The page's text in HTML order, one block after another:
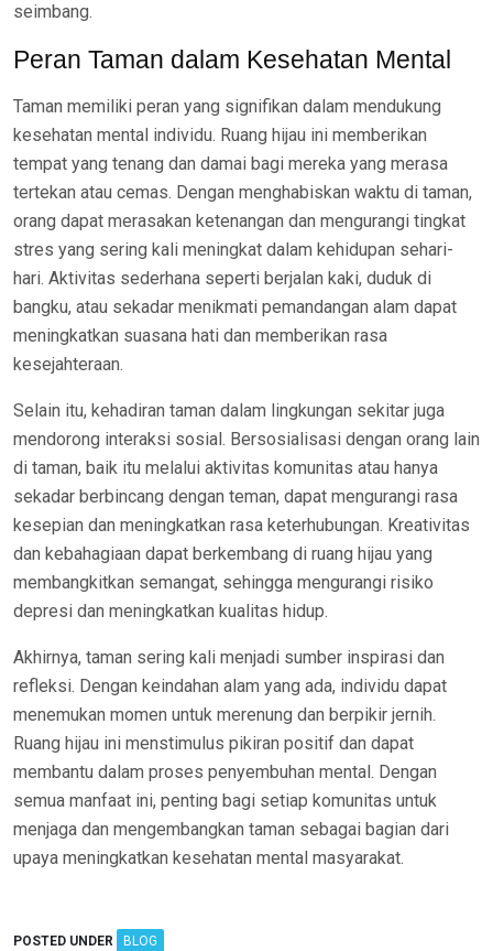
seimbang.
Peran Taman dalam Kesehatan Mental
Taman memiliki peran yang signifikan dalam mendukung
kesehatan mental individu. Ruang hijau ini memberikan
tempat yang tenang dan damai bagi mereka yang merasa
tertekan atau cemas. Dengan menghabiskan waktu di taman,
orang dapat merasakan ketenangan dan mengurangi tingkat
stres yang sering kali meningkat dalam kehidupan sehari-
hari. Aktivitas sederhana seperti berjalan kaki, duduk di
bangku, atau sekadar menikmati pemandangan alam dapat
meningkatkan suasana hati dan memberikan rasa
kesejahteraan.
Selain itu, kehadiran taman dalam lingkungan sekitar juga
mendorong interaksi sosial. Bersosialisasi dengan orang lain
di taman, baik itu melalui aktivitas komunitas atau hanya
sekadar berbincang dengan teman, dapat mengurangi rasa
kesepian dan meningkatkan rasa keterhubungan. Kreativitas
dan kebahagiaan dapat berkembang di ruang hijau yang
membangkitkan semangat, sehingga mengurangi risiko
depresi dan meningkatkan kualitas hidup.
Akhirnya, taman sering kali menjadi sumber inspirasi dan
refleksi. Dengan keindahan alam yang ada, individu dapat
menemukan momen untuk merenung dan berpikir jernih.
Ruang hijau ini menstimulus pikiran positif dan dapat
membantu dalam proses penyembuhan mental. Dengan
semua manfaat ini, penting bagi setiap komunitas untuk
menjaga dan mengembangkan taman sebagai bagian dari
upaya meningkatkan kesehatan mental masyarakat.
POSTED UNDER BLOG